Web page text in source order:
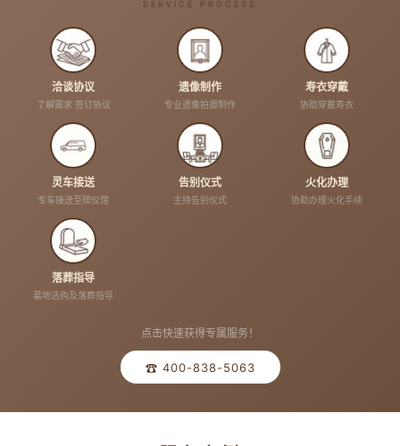
SERVICE PROCESS
洽谈协议
了解需求 签订协议
遗像制作
专业遗像拍摄制作
寿衣穿戴
协助穿戴寿衣
灵车接送
专车接送至殡仪馆
告别仪式
主持告别仪式
火化办理
协助办理火化手续
落葬指导
墓地选购及落葬指导
点击快速获得专属服务！
☎ 400-838-5063